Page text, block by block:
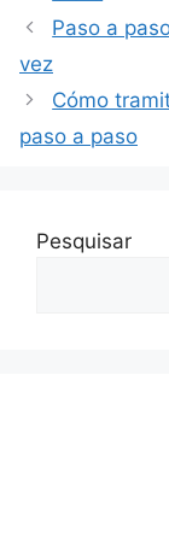
Paso a
vez
Cómo
paso a paso
Pesquisar